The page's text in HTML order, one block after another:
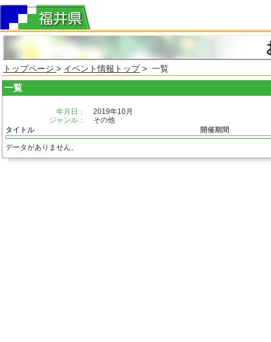
トップページ > イベント情報トップ> 一覧
一覧
年月日：
2019年10月
ジャンル：
その他
タイトル
開催期間
データがありません。